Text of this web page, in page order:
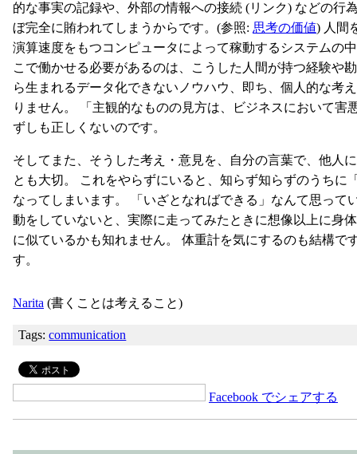
的な事実の記録や、外部の情報への接続 (リンク) などの行
ぼ完全に賄われてしまうからです。(参照: 思考の価値) 人間
演算速度をもつコンピュータによって稼動するシステムの
こで働かせる必要があるのは、こうした人間が持つ経験や
ら生まれるデータ化できないノウハウ、即ち、個人的な考
りません。 「主観的なものの見方は、ビジネスにおいて害
ずしも正しくないのです。
そしてまた、そうした考え・意見を、自分の言葉で、他人
とも大切。 これをやらずにいると、知らず知らずのうちに
なってしまいます。 「いざとなればできる」なんて思って
動をしていないと、実際に走ってみたときに想像以上に身
に似ているかも知れません。 体重計を気にするのも結構で
す。
Narita (書くことは考えること)
Tags:communication
Facebook でシェアする